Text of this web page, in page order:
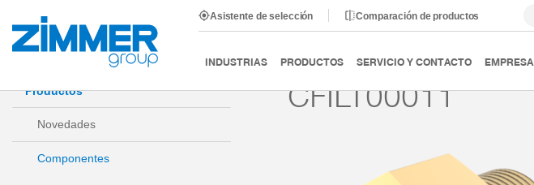
Asistente de selección Comparación de productos
INDUSTRIAS PRODUCTOS SERVICIO Y CONTACTO EMPRESA
Inicio Productos Componentes Tecnología de manipulación Accesorios
Productos
Novedades
Componentes
CFILT00011